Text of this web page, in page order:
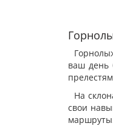
ваш день
На
свои